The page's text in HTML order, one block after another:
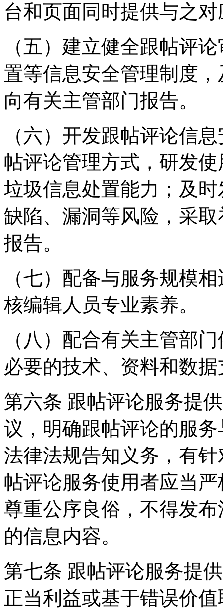
台和页面同时提供与之
（五）建立健全跟帖评
置等信息安全管理制度
向有关主管部门报告。
（六）开发跟帖评论信
帖评论管理方式，研发
垃圾信息处置能力；及
缺陷、漏洞等风险，采
报告。
（七）配备与服务规模
核编辑人员专业素养。
（八）配合有关主管部
必要的技术、资料和数
第六条 跟帖评论服务提
议，明确跟帖评论的服
法律法规告知义务，有
帖评论服务使用者应当
尊重公序良俗，不得发
的信息内容。
第七条 跟帖评论服务提
正当利益或基于错误价